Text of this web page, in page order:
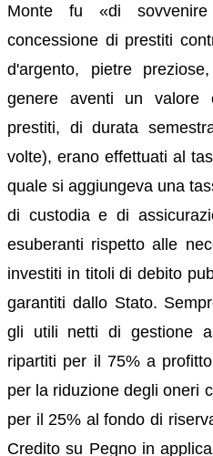
Monte fu «di
concessione di prestiti
d'argento, pietre
genere aventi un valore
prestiti, di durata
volte), erano effettuati al
quale si aggiungeva una
di custodia e di
esuberanti rispetto alle
investiti in titoli di debito
garantiti dallo Stato.
gli utili netti di gestione
ripartiti per il 75% a
per la riduzione degli oneri
per il 25% al fondo di
Credito su Pegno in